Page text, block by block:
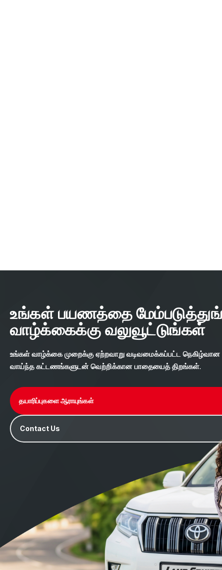
உங்கள் பயணத்தை
வாழ்க்கைக்கு வலுவூட்டுங்கள்
உங்கள் வாழ்க்கை முறைக்கு ஏற்றவாறு வடிவமைக்கப்பட்ட
வாய்ந்த கட்டணங்களுடன் வெற்றிக்கான பாதையைத் திறங்கள்.
தயாரிப்புகளை ஆராயுங்கள்
Contact Us